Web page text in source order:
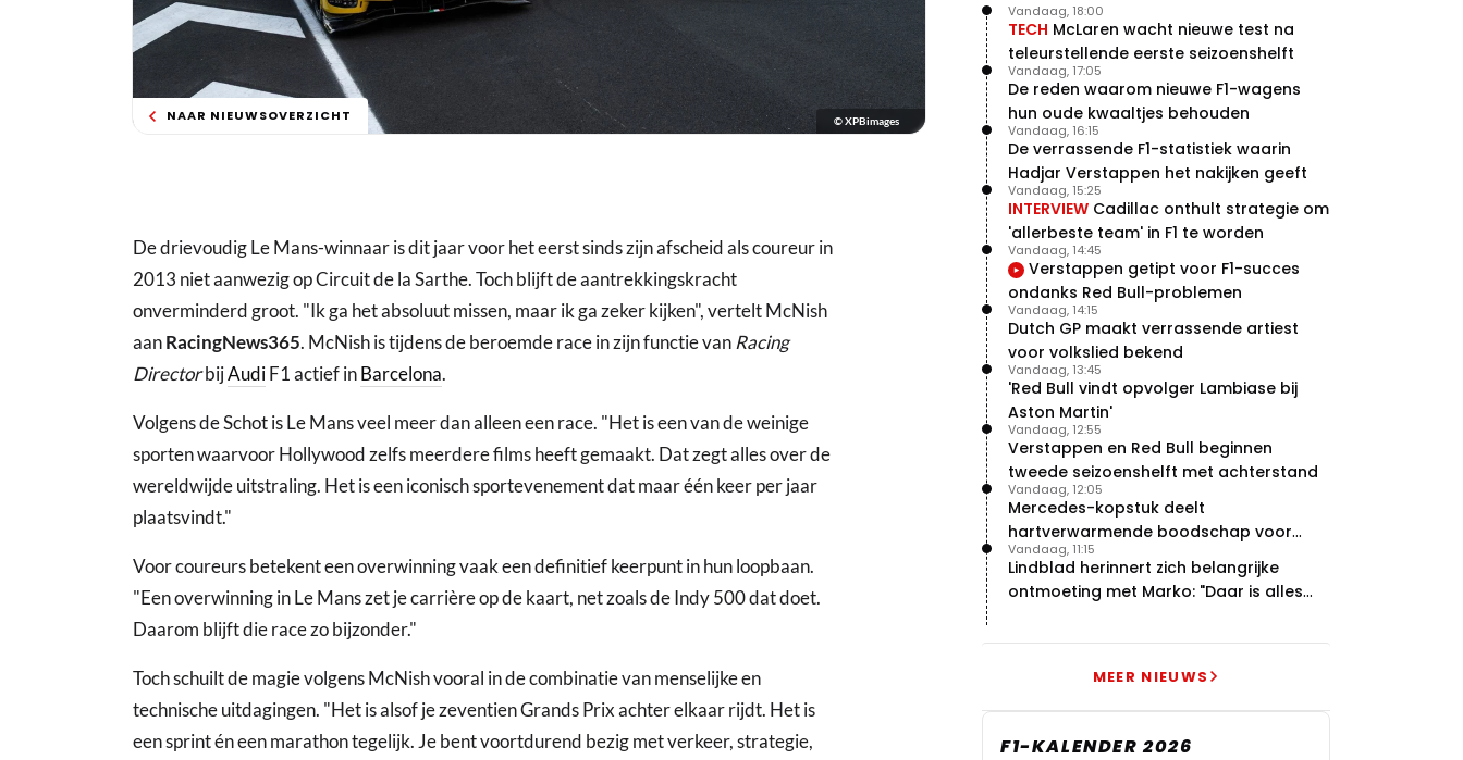
NAAR NIEUWSOVERZICHT © XPBimages
De drievoudig Le Mans-winnaar is dit jaar voor het eerst sinds zijn afscheid als coureur in
2013 niet aanwezig op Circuit de la Sarthe. Toch blijft de aantrekkingskracht
onverminderd groot. "Ik ga het absoluut missen, maar ik ga zeker kijken", vertelt McNish
aanRacingNews365. McNish is tijdens de beroemde race in zijn functie vanRacing
DirectorbijAudiF1 actief inBarcelona.
Volgens de Schot is Le Mans veel meer dan alleen een race. "Het is een van de weinige
sporten waarvoor Hollywood zelfs meerdere films heeft gemaakt. Dat zegt alles over de
wereldwijde uitstraling. Het is een iconisch sportevenement dat maar één keer per jaar
plaatsvindt."
Voor coureurs betekent een overwinning vaak een definitief keerpunt in hun loopbaan.
"Een overwinning in Le Mans zet je carrière op de kaart, net zoals de Indy 500 dat doet.
Daarom blijft die race zo bijzonder."
Toch schuilt de magie volgens McNish vooral in de combinatie van menselijke en
technische uitdagingen. "Het is alsof je zeventien Grands Prix achter elkaar rijdt. Het is
een sprint én een marathon tegelijk. Je bent voortdurend bezig met verkeer, strategie,
TECH McLaren wacht nieuwe test na
teleurstellende eerste seizoenshelft
Vandaag, 18:00
De reden waarom nieuwe F1-wagens
hun oude kwaaltjes behouden
Vandaag, 17:05
De verrassende F1-statistiek waarin
Hadjar Verstappen het nakijken geeft
Vandaag, 16:15
INTERVIEW Cadillac onthult strategie om
'allerbeste team' in F1 te worden
Vandaag, 15:25
Verstappen getipt voor F1-succes
ondanks Red Bull-problemen
Vandaag, 14:45
Dutch GP maakt verrassende artiest
voor volkslied bekend
Vandaag, 14:15
'Red Bull vindt opvolger Lambiase bij
Aston Martin'
Vandaag, 13:45
Verstappen en Red Bull beginnen
tweede seizoenshelft met achterstand
Vandaag, 12:55
Mercedes-kopstuk deelt
hartverwarmende boodschap voor
overstap naar Red Bull
Vandaag, 12:05
Lindblad herinnert zich belangrijke
ontmoeting met Marko: "Daar is alles
Vandaag, 11:15
MEER NIEUWS
F1-KALENDER 2026